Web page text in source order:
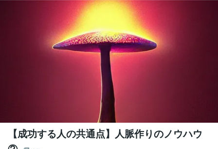
【成功する人の共通点】人脈作りのノウハウ